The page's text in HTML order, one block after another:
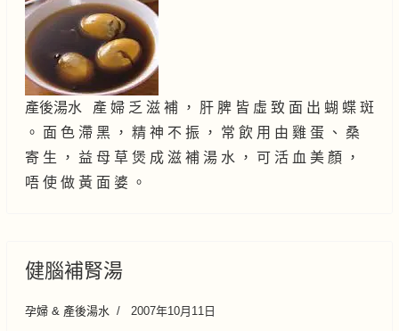
產後湯水 產 婦 乏 滋 補 ， 肝 脾 皆 虛 致 面 出 蝴 蝶 斑
。 面 色 滯 黑 ， 精 神 不 振 ， 常 飲 用 由 雞 蛋 、 桑
寄 生 ， 益 母 草 煲 成 滋 補 湯 水 ， 可 活 血 美 顏 ，
唔 使 做 黃 面 婆 。
健腦補腎湯
孕婦 & 產後湯水 2007年10月11日